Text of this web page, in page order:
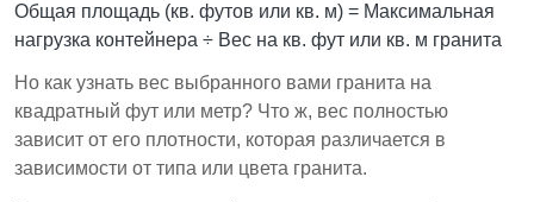
Общая площадь (кв. футов или кв. м) = Максимальная
нагрузка контейнера ÷ Вес на кв. фут или кв. м гранита
Но как узнать вес выбранного вами гранита на
квадратный фут или метр? Что ж, вес полностью
зависит от его плотности, которая различается в
зависимости от типа или цвета гранита.